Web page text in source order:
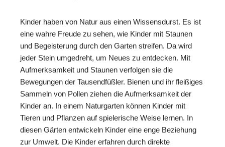
Kinder haben von Natur aus einen Wissensdurst. Es ist
eine wahre Freude zu sehen, wie Kinder mit Staunen
und Begeisterung durch den Garten streifen. Da wird
jeder Stein umgedreht, um Neues zu entdecken. Mit
Aufmerksamkeit und Staunen verfolgen sie die
Bewegungen der Tausendfüßler. Bienen und ihr fleißiges
Sammeln von Pollen ziehen die Aufmerksamkeit der
Kinder an. In einem Naturgarten können Kinder mit
Tieren und Pflanzen auf spielerische Weise lernen. In
diesen Gärten entwickeln Kinder eine enge Beziehung
zur Umwelt. Die Kinder erfahren durch direkte